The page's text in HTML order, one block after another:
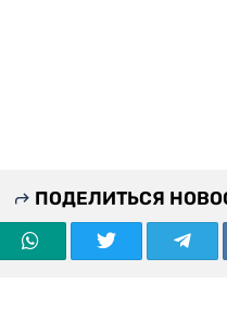
ПОДЕЛИТЬСЯ